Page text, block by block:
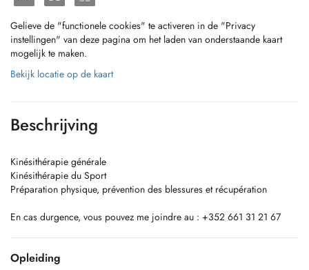
Gelieve de "functionele cookies" te activeren in de "Privacy
instellingen" van deze pagina om het laden van onderstaande kaart
mogelijk te maken.
Bekijk locatie op de kaart
Beschrijving
Kinésithérapie générale
Kinésithérapie du Sport
Préparation physique, prévention des blessures et récupération
En cas durgence, vous pouvez me joindre au : +352 661 31 21 67
Opleiding